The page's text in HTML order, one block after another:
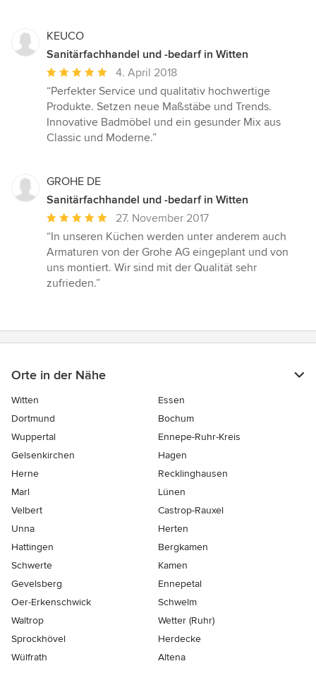
KEUCO
Sanitärfachhandel und -bedarf in Witten
Durchschnittliche
Bewertung:
5
von
5
4. April 2018
“Perfekter Service und qualitativ hochwertige
Produkte. Setzen neue Maßstäbe und Trends.
Innovative Badmöbel und ein gesunder Mix aus
Classic und Moderne.”
GROHE DE
Sanitärfachhandel und -bedarf in Witten
Durchschnittliche
Bewertung:
5
von
5
27. November 2017
“In unseren Küchen werden unter anderem auch
Armaturen von der Grohe AG eingeplant und von
uns montiert. Wir sind mit der Qualität sehr
zufrieden.”
Orte in der Nähe
Witten
Essen
Dortmund
Bochum
Wuppertal
Ennepe-Ruhr-Kreis
Gelsenkirchen
Hagen
Herne
Recklinghausen
Marl
Lünen
Velbert
Castrop-Rauxel
Unna
Herten
Hattingen
Bergkamen
Schwerte
Kamen
Gevelsberg
Ennepetal
Oer-Erkenschwick
Schwelm
Waltrop
Wetter (Ruhr)
Sprockhövel
Herdecke
Wülfrath
Altena